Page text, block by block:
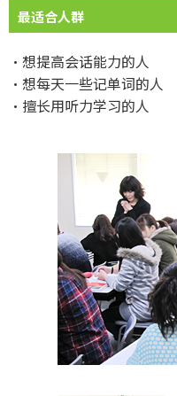
最适合人群
・想提高会话能力的人
・想每天一些记单词的人
・擅长用听力学习的人